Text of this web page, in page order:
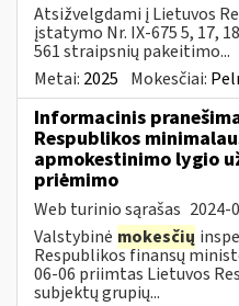
Atsižvelgdami į Lietuvos
įstatymo Nr. IX-675 5, 17,
561 straipsnių pakeitimo...
Metai: 2025 Mokesčiai:
Informacinis
Respublikos
apmokestinimo lygio
priėmimo
Web turinio sąrašas 2024-
Valstybinė mokesčių
Respublikos finansų
06-06 priimtas Lietuvos
subjektų grupių...